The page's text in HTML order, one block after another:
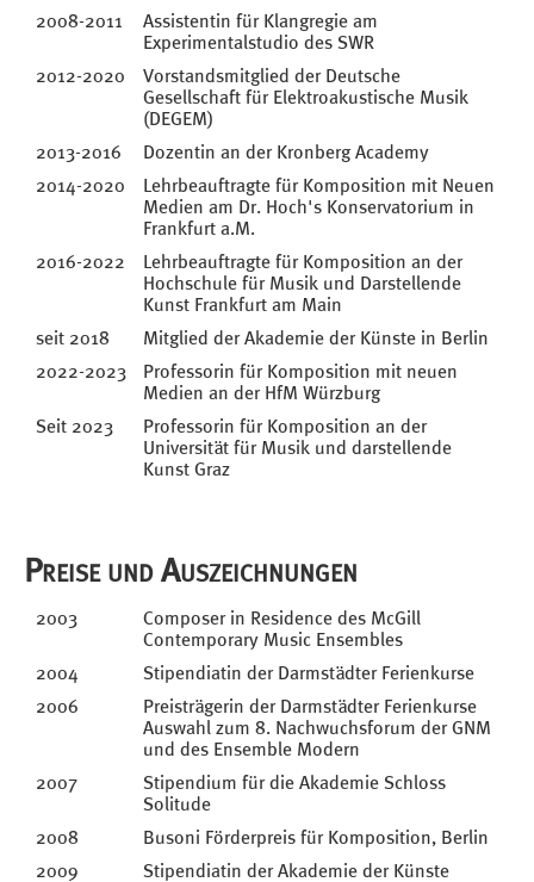
2008-2011
Assistentin für Klangregie am
Experimentalstudio des SWR
2012-2020
Vorstandsmitglied der Deutsche
Gesellschaft für Elektroakustische Musik
(DEGEM)
2013-2016
Dozentin an der Kronberg Academy
2014-2020
Lehrbeauftragte für Komposition mit Neuen
Medien am Dr. Hoch's Konservatorium in
Frankfurt a.M.
2016-2022
Lehrbeauftragte für Komposition an der
Hochschule für Musik und Darstellende
Kunst Frankfurt am Main
seit 2018
Mitglied der Akademie der Künste in Berlin
2022-2023
Professorin für Komposition mit neuen
Medien an der HfM Würzburg
Seit 2023
Professorin für Komposition an der
Universität für Musik und darstellende
Kunst Graz
Preise und Auszeichnungen
2003
Composer in Residence des McGill
Contemporary Music Ensembles
2004
Stipendiatin der Darmstädter Ferienkurse
2006
Preisträgerin der Darmstädter Ferienkurse
Auswahl zum 8. Nachwuchsforum der GNM
und des Ensemble Modern
2007
Stipendium für die Akademie Schloss
Solitude
2008
Busoni Förderpreis für Komposition, Berlin
2009
Stipendiatin der Akademie der Künste